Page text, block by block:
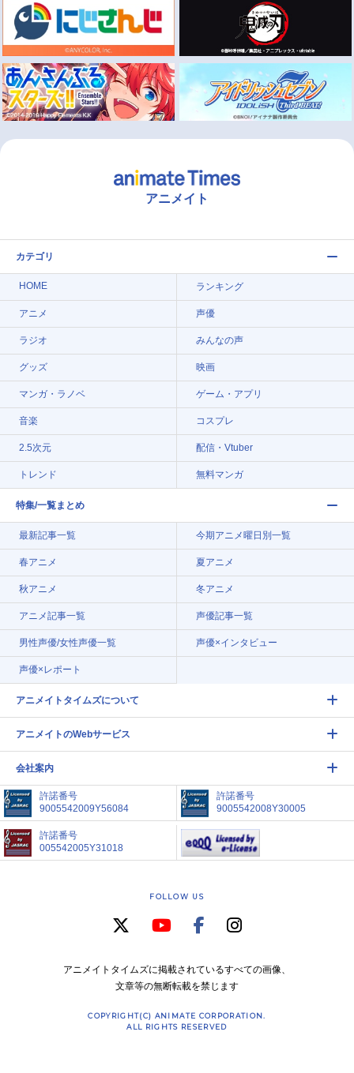
アニメイト
カテゴリ
HOME ランキング
アニメ 声優
ラジオ みんなの声
グッズ 映画
マンガ・ラノベ ゲーム・アプリ
音楽 コスプレ
2.5次元 配信・Vtuber
トレンド 無料マンガ
特集/一覧まとめ
最新記事一覧 今期アニメ曜日別一覧
春アニメ 夏アニメ
秋アニメ 冬アニメ
アニメ記事一覧 声優記事一覧
男性声優/女性声優一覧 声優×インタビュー
声優×レポート
アニメイトタイムズについて
アニメイトのWebサービス
会社案内
許諾番号
9005542009Y56084
許諾番号
9005542008Y30005
許諾番号
005542005Y31018
FOLLOW US
アニメイトタイムズに掲載されているすべての画像、
文章等の無断転載を禁じます
COPYRIGHT(C) ANIMATE CORPORATION.
ALL RIGHTS RESERVED